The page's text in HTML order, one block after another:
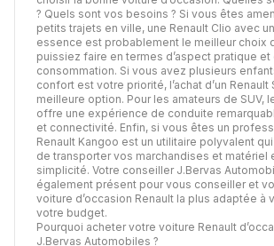
? Quels sont vos besoins ? Si vous êtes
petits trajets en ville, une Renault Clio avec
essence est probablement le meilleur choix
puissiez faire en termes d’aspect pratique et
consommation. Si vous avez plusieurs
confort est votre priorité, l’achat d’un
meilleure option. Pour les amateurs de SUV,
offre une expérience de conduite
et connectivité. Enfin, si vous êtes un
Renault Kangoo est un utilitaire polyvalent
de transporter vos marchandises et matériel
simplicité. Votre conseiller J.Bervas
également présent pour vous conseiller et
voiture d’occasion Renault la plus adaptée à
votre budget.
Pourquoi acheter votre voiture Renault
J.Bervas Automobiles ?